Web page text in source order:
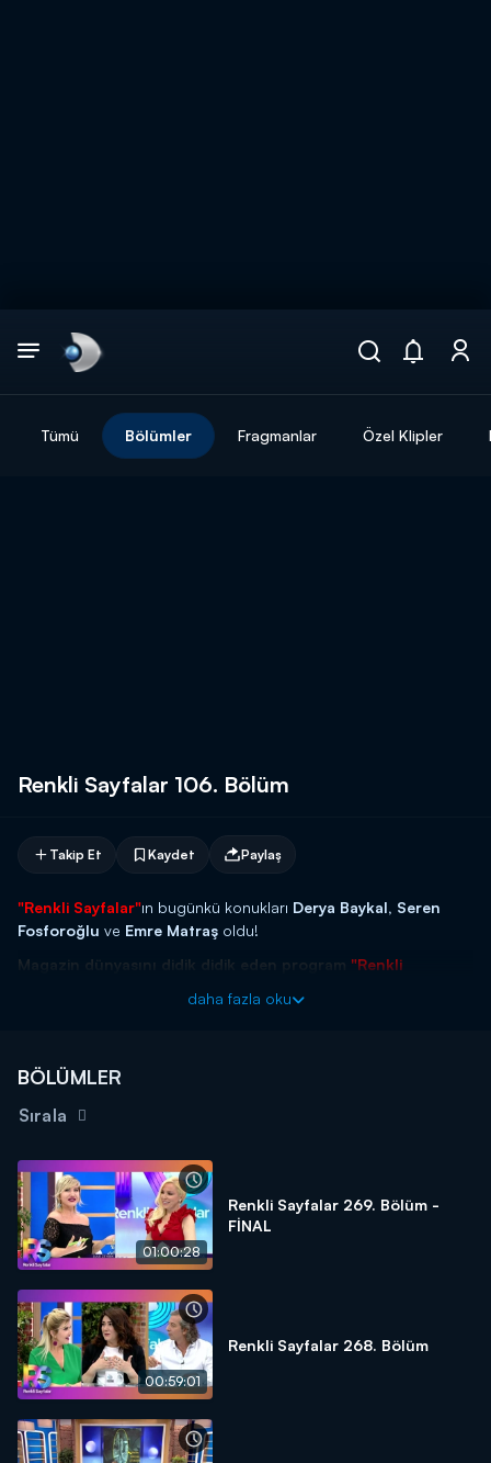
Tümü Bölümler Fragmanlar Özel Klipler
Renkli Sayfalar 106. Bölüm
Takip Et Kaydet Paylaş
"Renkli Sayfalar"ın bugünkü konukları Derya Baykal, Seren
Fosforoğlu ve Emre Matraş oldu!
Magazin dünyasını didik didik eden program "Renkli
ile hafta içi her gün saat 09.30'da Kanal D'de!
daha fazla oku
BÖLÜMLER
Sırala
01:00:28
Renkli Sayfalar 269. Bölüm -
FİNAL
00:59:01
Renkli Sayfalar 268. Bölüm